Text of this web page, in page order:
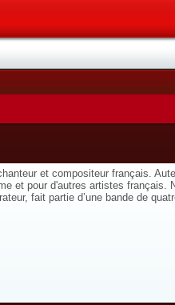
et compositeur français.
et pour d'autres artistes
fait partie d’une bande de